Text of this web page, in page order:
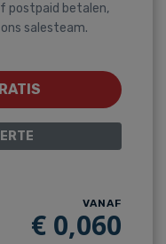
postpaid betalen,
salesteam.
VANAF
€ 0,060